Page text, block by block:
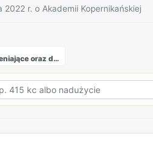
r. o Akademii Kopernikańskiej
Rozdział 12 - Przepisy zmieniające oraz dostosowujące i przepis końcowy